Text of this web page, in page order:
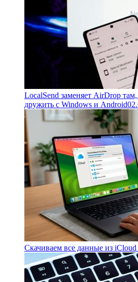
LocalSend заменяет AirDrop
дружить с Windows и Android
Скачиваем все данные из